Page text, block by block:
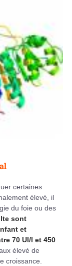
certaines
élevé, il
du foie ou des
sont
et
70 UI/l et 450
élevé de
croissance.